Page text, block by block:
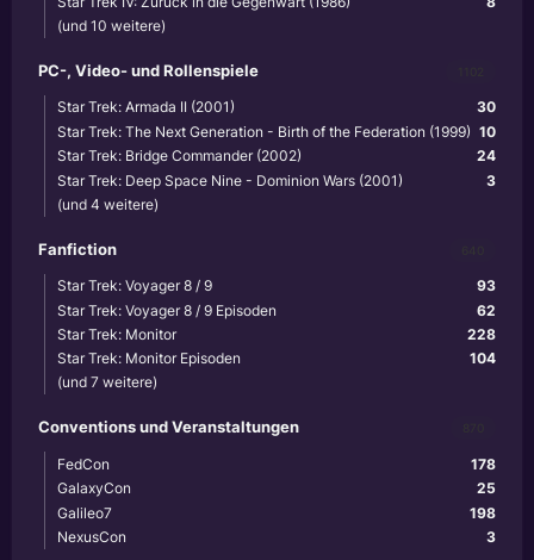
(und 10 weitere)
PC-, Video- und Rollenspiele
30
Star Trek: Armada II (2001)
10
Star Trek: The Next Generation - Birth of the Federation (1999)
24
Star Trek: Bridge Commander (2002)
3
Star Trek: Deep Space Nine - Dominion Wars (2001)
(und 4 weitere)
Fanfiction
93
Star Trek: Voyager 8 / 9
62
Star Trek: Voyager 8 / 9 Episoden
228
Star Trek: Monitor
104
Star Trek: Monitor Episoden
(und 7 weitere)
Conventions und Veranstaltungen
178
FedCon
25
GalaxyCon
198
Galileo7
3
NexusCon